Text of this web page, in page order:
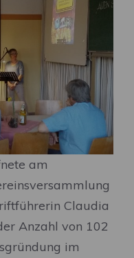
am
Claudia
Anzahl von 102
im